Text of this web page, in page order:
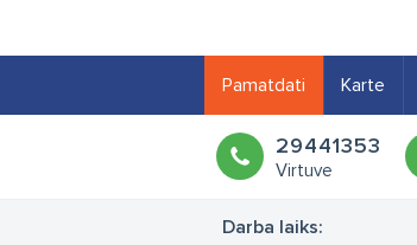
Pamatdati Karte
29441353
Virtuve
Darba laiks: